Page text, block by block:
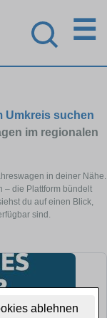
ablehnen
☰
Umkreis suchen
im regionalen
in deiner Nähe.
– die Plattform bündelt
du auf einen Blick,
sind.